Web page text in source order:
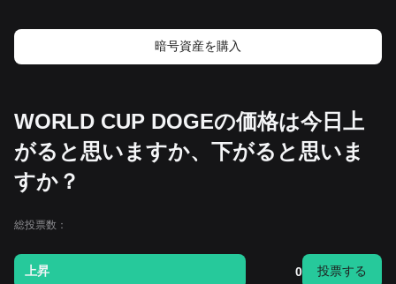
暗号資産を購入
WORLD CUP DOGEの価格は今日上
がると思いますか、下がると思いま
すか？
総投票数：
上昇 0 投票する